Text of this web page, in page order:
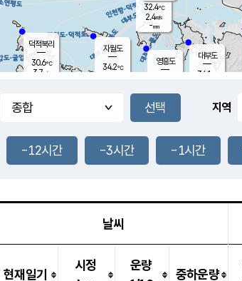
풍도
2.1m/s
32.4℃
2.4m/s
-mm
영흥도
자월도
34.2℃
대부도
34.1
-
덕적북리
30.6℃
3.7 m/s
지역
-12시간 -3시간 -1시간
날씨
현재일기
시정
운량
중하운량